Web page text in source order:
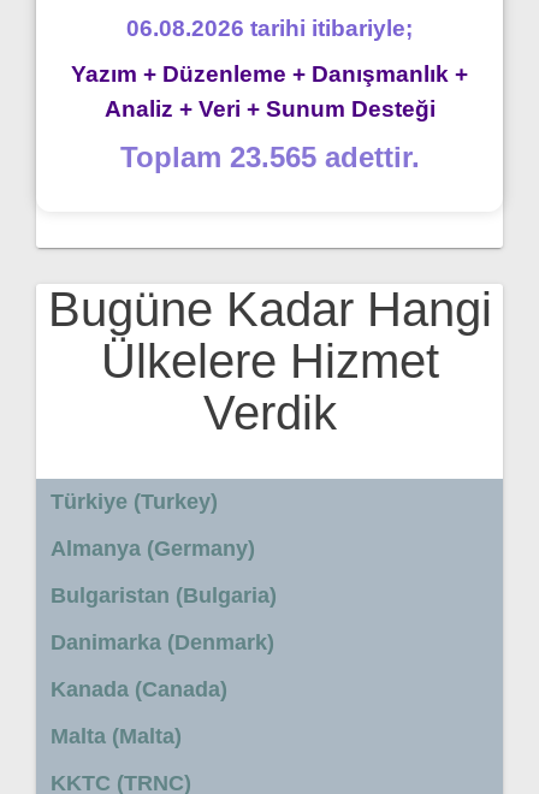
06.08.2026 tarihi itibariyle;
Yazım + Düzenleme + Danışmanlık +
Analiz + Veri + Sunum Desteği
Toplam 23.565 adettir.
Bugüne Kadar Hangi
Ülkelere Hizmet
Verdik
Türkiye (Turkey)
Almanya (Germany)
Bulgaristan (Bulgaria)
Danimarka (Denmark)
Kanada (Canada)
Malta (Malta)
KKTC (TRNC)